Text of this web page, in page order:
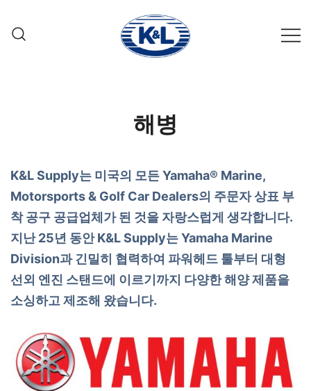
content
해병
K&L Supply는 미국의 모든 Yamaha® Marine,
Motorsports & Golf Car Dealers의 주문자 상표 부
착 공구 공급업체가 된 것을 자랑스럽게 생각합니다.
지난 25년 동안 K&L Supply는 Yamaha Marine
Division과 긴밀히 협력하여 파워헤드 툴부터 대형
선외 엔진 스탠드에 이르기까지 다양한 해양 제품을
소싱하고 제조해 왔습니다.